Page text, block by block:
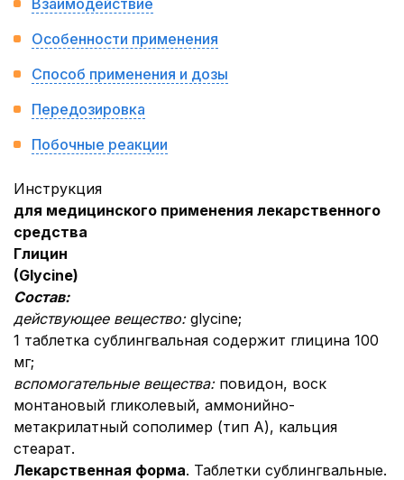
Взаимодействие
Особенности применения
Способ применения и дозы
Передозировка
Побочные реакции
Инструкция
для медицинского применения лекарственного
средства
Глицин
(Glycinе)
Состав:
действующее вещество: glycine;
1 таблетка сублингвальная содержит глицина 100
мг;
вспомогательные вещества: повидон, воск
монтановый гликолевый, аммонийно-
метакрилатный сополимер (тип А), кальция
стеарат.
Лекарственная форма. Таблетки сублингвальные.